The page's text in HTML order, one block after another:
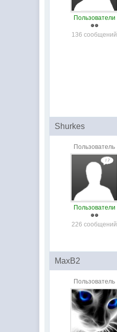
Пользователи
136 сообщений
Shurkes
Пользователь
Пользователи
226 сообщений
MaxB2
Пользователь